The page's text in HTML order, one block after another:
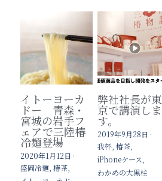
イトーヨーカ
ドー 青森・
宮城の岩手フ
ェアで三陸椿
冷麺登場
2020年1月12日 ·
盛岡冷麺, 椿茶,
弊社社長が東
京で講演しま
す。
2019年9月28日 ·
我杯, 椿茶,
iPhoneケース,
わかめの大黒柱